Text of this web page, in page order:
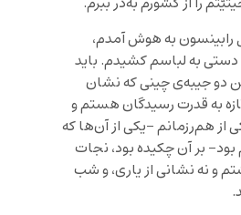
رابینسون به هوش آمدم،
به لباسم کشیدم. باید
دو جیبه‌ی چینی که نشان
به قدرت رسیدگان هستم و
از هم‌رزمانم -یکی از آن‌ها که
بر آن چکیده بود، نجات
و نه نشانی از یاری، و شب